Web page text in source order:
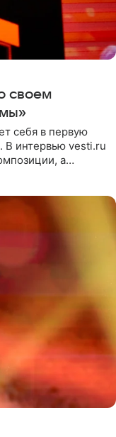
своем
себя в первую
В интервью vesti.ru
а